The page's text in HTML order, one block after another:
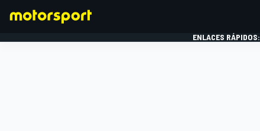
ENLACES RÁPIDOS: